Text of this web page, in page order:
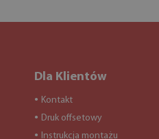
Dla Klientów
● Kontakt
● Druk offsetowy
● Instrukcja montażu